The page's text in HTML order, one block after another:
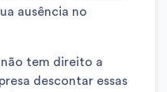
ausência no
tem direito a
descontar essas